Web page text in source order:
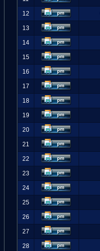
12
13
14
15
16
17
18
19
20
21
22
23
24
25
26
27
28